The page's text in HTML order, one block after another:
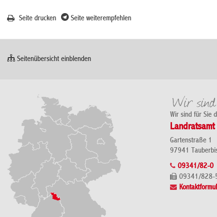
Seite drucken Seite weiterempfehlen
Seitenübersicht einblenden
Wir sind für Sie
Landratsamt
Gartenstraße 1
97941
09341/82-0
09341/828-